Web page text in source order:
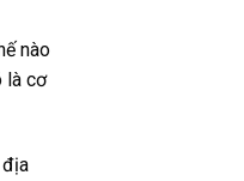
nào
là cơ
địa